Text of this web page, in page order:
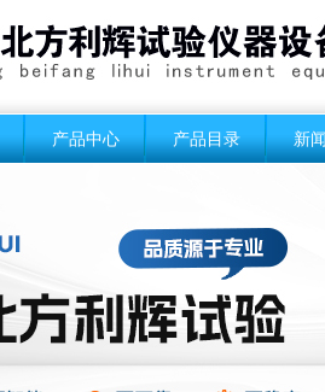
产品中心 产品目录 新